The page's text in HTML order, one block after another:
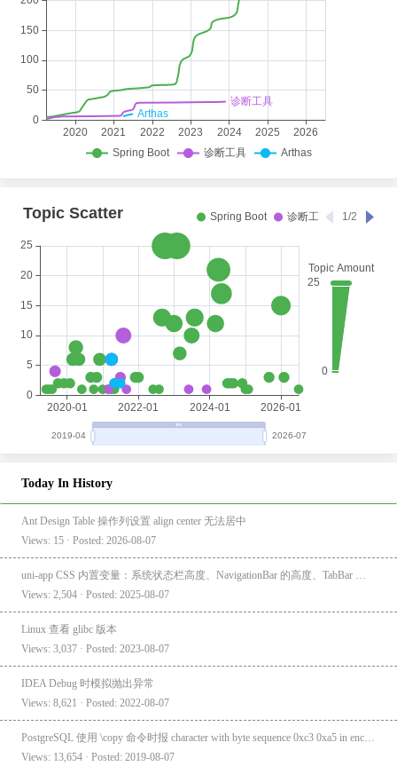
Today In History
Ant Design Table 操作列设置 align center 无法居中
Views: 15 · Posted: 2026-08-07
Views: 2,504 · Posted: 2025-08-07
Linux 查看 glibc 版本
Views: 3,037 · Posted: 2023-08-07
IDEA Debug 时模拟抛出异常
Views: 8,621 · Posted: 2022-08-07
Views: 13,654 · Posted: 2019-08-07